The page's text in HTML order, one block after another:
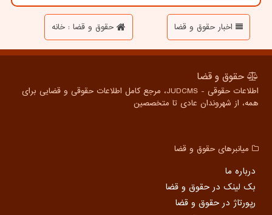
اخبار حقوق و قضا حقوق و قضا : خانه
حقوق و قضا
اطلاعات حقوقی - JUDCMS، مرجع کامل اطلاعات حقوقی و قضایی برای
همه، از شهروندان عادی تا متخصصین
میانبرهای حقوق و قضا
درباره ما
بک لینک در حقوق و قضا
رپورتاژ در حقوق و قضا